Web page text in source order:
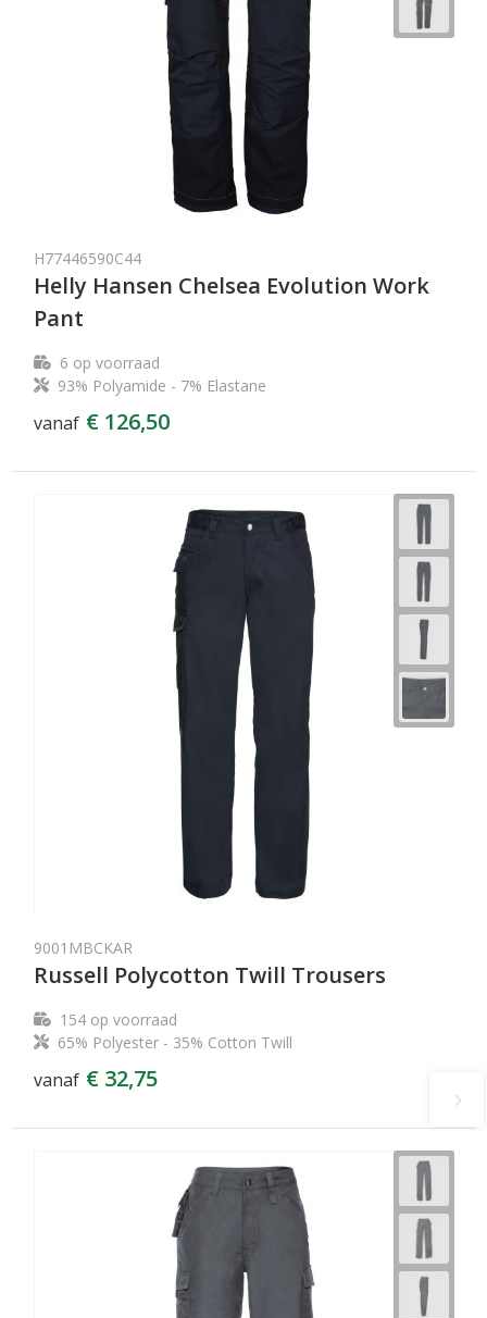
H77446590C44
Helly Hansen Chelsea Evolution Work
Pant
6 op voorraad
93% Polyamide - 7% Elastane
vanaf € 126,50
9001MBCKAR
Russell Polycotton Twill Trousers
154op voorraad
65% Polyester - 35% Cotton Twill
vanaf € 32,75